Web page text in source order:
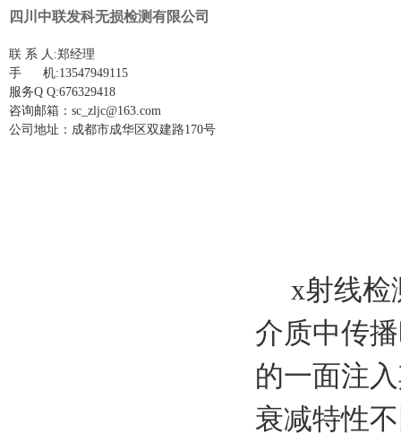
四川中联发科无损检测有限公司
联 系 人:郑经理
手 机:13547949115
服务Q Q:676329418
咨询邮箱：sc_zljc@163.com
公司地址：成都市成华区双建路170号
x射线检
介质中传
的一面注
衰减特性